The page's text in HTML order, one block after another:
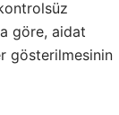
göre, aidat
gösterilmesinin